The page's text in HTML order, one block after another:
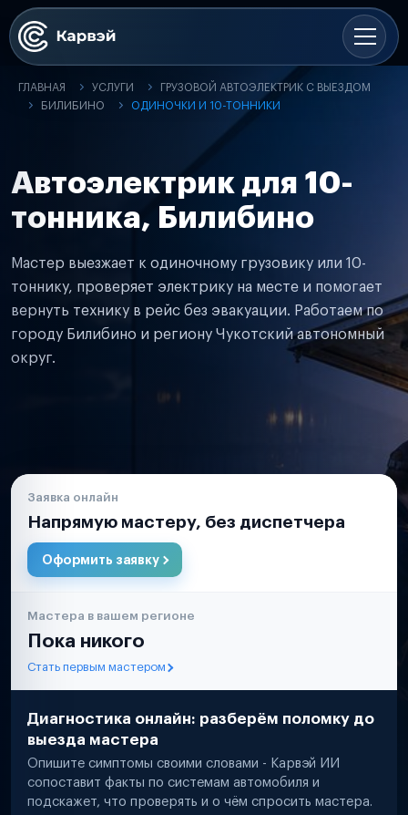
ГЛАВНАЯ УСЛУГИ
ГРУЗОВОЙ АВТОЭЛЕКТРИК С ВЫЕЗДОМ
БИЛИБИНО
ОДИНОЧКИ И 10-ТОННИКИ
Автоэлектрик для 10-
тонника, Билибино
Мастер выезжает к одиночному грузовику или 10-
тоннику, проверяет электрику на месте и помогает
вернуть технику в рейс без эвакуации. Работаем по
городу Билибино и региону Чукотский автономный
округ.
Заявка онлайн
Напрямую мастеру, без диспетчера
Оформить заявку
Мастера в вашем регионе
Пока никого
Стать первым мастером
Диагностика онлайн: разберём поломку до
выезда мастера
Опишите симптомы своими словами - Карвэй ИИ
сопоставит факты по системам автомобиля и
подскажет, что проверять и о чём спросить мастера.